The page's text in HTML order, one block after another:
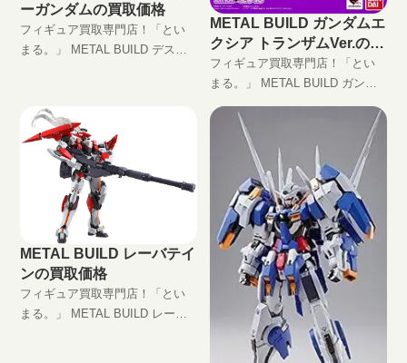
ーガンダムの買取価格
フィギュア買取専門店！「とい
まる。」 METAL BUILD デステ
ギュアをお買い取りします！
METAL BUILD ガンダムエ
クシア トランザムVer.の買
取価格
フィギュア買取専門店！「とい
まる。」 METAL BUILD ガンダ
ムエクシア トランザムVer.高価
買取します！ 完全無料の宅配買
取でフィギュアをお買い取りし
METAL BUILD レーバテイ
ンの買取価格
フィギュア買取専門店！「とい
まる。」 METAL BUILD レーバ